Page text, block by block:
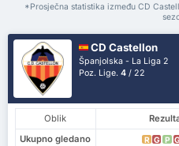
*Prosječna statistika između CD
CD Castellon
Španjolska - La Liga 2
Poz. Lige.4 / 22
Oblik
Ukupno gledano
R G P